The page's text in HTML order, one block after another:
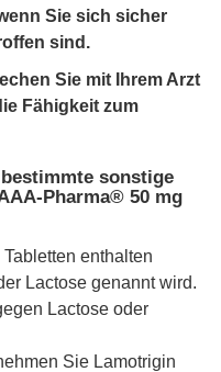
Sie sich sicher
sind.
Sie mit Ihrem Arzt
Fähigkeit zum
sonstige
Pharma® 50 mg
enthalten
Lactose genannt wird.
Lactose oder
Sie Lamotrigin